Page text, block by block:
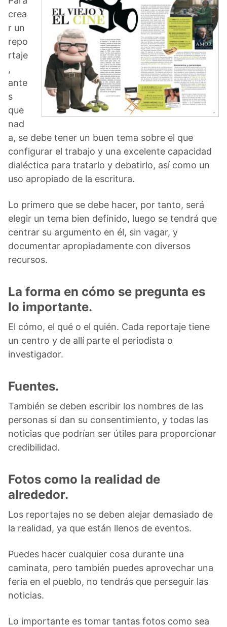
crea
r un
repo
rtaje
,
ante
s
que
nad
a, se debe tener un buen tema sobre el que
configurar el trabajo y una excelente capacidad
dialéctica para tratarlo y debatirlo, así como un
uso apropiado de la escritura.
Lo primero que se debe hacer, por tanto, será
elegir un tema bien definido, luego se tendrá que
centrar su argumento en él, sin vagar, y
documentar apropiadamente con diversos
recursos.
La forma en cómo se pregunta es
lo importante.
El cómo, el qué o el quién. Cada reportaje tiene
un centro y de allí parte el periodista o
investigador.
Fuentes.
También se deben escribir los nombres de las
personas si dan su consentimiento, y todas las
noticias que podrían ser útiles para proporcionar
credibilidad.
Fotos como la realidad de
alrededor.
Los reportajes no se deben alejar demasiado de
la realidad, ya que están llenos de eventos.
Puedes hacer cualquier cosa durante una
caminata, pero también puedes aprovechar una
feria en el pueblo, no tendrás que perseguir las
noticias.
Lo importante es tomar tantas fotos como sea